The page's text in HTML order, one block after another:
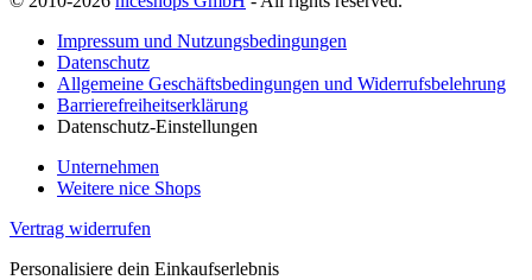
Impressum und Nutzungsbedingungen
Datenschutz
Allgemeine Geschäftsbedingungen und Widerrufsbelehrung
Barrierefreiheitserklärung
Datenschutz-Einstellungen
Unternehmen
Weitere nice Shops
Vertrag widerrufen
Personalisiere dein Einkaufserlebnis